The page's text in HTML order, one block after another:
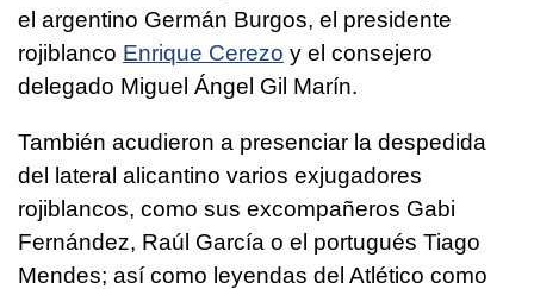
el argentino Germán Burgos, el presidente
rojiblanco Enrique Cerezo y el consejero
delegado Miguel Ángel Gil Marín.
También acudieron a presenciar la despedida
del lateral alicantino varios exjugadores
rojiblancos, como sus excompañeros Gabi
Fernández, Raúl García o el portugués Tiago
Mendes; así como leyendas del Atlético como